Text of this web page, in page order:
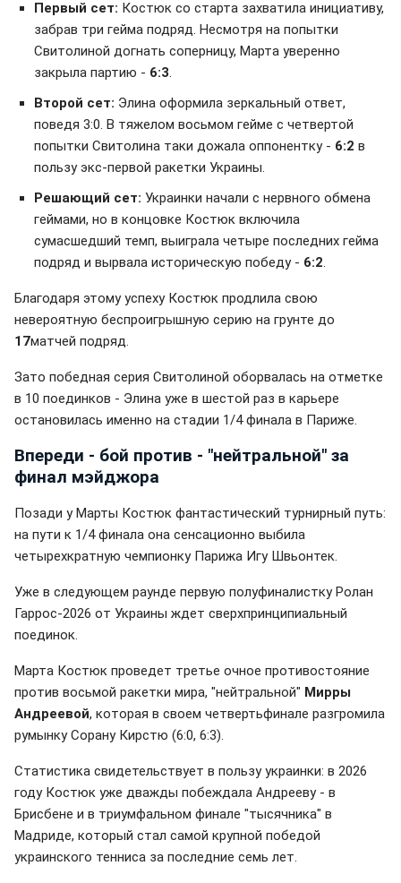
Первый сет: Костюк со старта захватила инициативу,
забрав три гейма подряд. Несмотря на попытки
Свитолиной догнать соперницу, Марта уверенно
закрыла партию - 6:3
Второй сет: Элина оформила зеркальный ответ,
поведя 3:0. В тяжелом восьмом гейме с четвертой
попытки Свитолина таки дожала оппонентку - 6:2 в
пользу экс-первой ракетки Украины.
Решающий сет: Украинки начали с нервного обмена
геймами, но в концовке Костюк включила
сумасшедший темп, выиграла четыре последних гейма
подряд и вырвала историческую победу - 6:2
Благодаря этому успеху Костюк продлила свою
невероятную беспроигрышную серию на грунте до
17матчей подряд.
Зато победная серия Свитолиной оборвалась на отметке
в 10 поединков - Элина уже в шестой раз в карьере
остановилась именно на стадии 1/4 финала в Париже.
Впереди - бой против - "нейтральной" за
финал мэйджора
Позади у Марты Костюк фантастический турнирный путь:
на пути к 1/4 финала она сенсационно выбила
четырехкратную чемпионку Парижа Игу Швьонтек.
Уже в следующем раунде первую полуфиналистку Ролан
Гаррос-2026 от Украины ждет сверхпринципиальный
поединок.
Марта Костюк проведет третье очное противостояние
против восьмой ракетки мира, "нейтральной" Мирры
Андреевой, которая в своем четвертьфинале разгромила
румынку Сорану Кирстю (6:0, 6:3).
Статистика свидетельствует в пользу украинки: в 2026
году Костюк уже дважды побеждала Андрееву - в
Брисбене и в триумфальном финале "тысячника" в
Мадриде, который стал самой крупной победой
украинского тенниса за последние семь лет.